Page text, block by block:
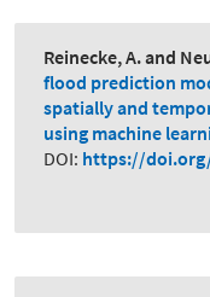
Reinecke, A. and
flood prediction
spatially and
using machine
DOI: https://doi.org/